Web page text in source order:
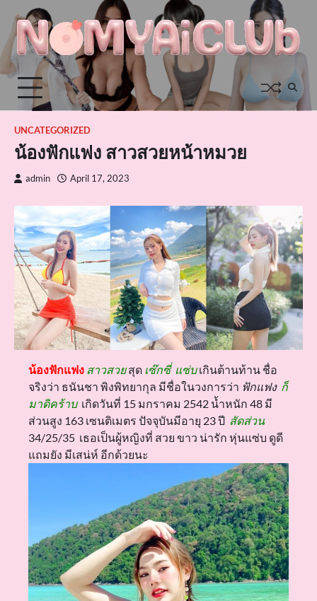
content
UNCATEGORIZED
น้องฟักแฟง สาวสวยหน้าหมวย
admin April 17, 2023
น้องฟักแฟง สาวสวยสุด เซ๊กซี่ แซ่บเกินต้านท้าน ชื่อ
จริงว่า ธนันชา พิงพิทยากุล มีชื่อในวงการว่า ฟักแฟง ก็
มาดิคร้าบ เกิดวันที่ 15 มกราคม 2542 น้ำหนัก 48 มี
ส่วนสูง 163 เซนติเมตร ปัจจุบันมีอายุ 23 ปี สัดส่วน
34/25/35 เธอเป็นผู้หญิงที่ สวย ขาว น่ารัก หุ่นแซ่บ ดูดี
แถมยัง มีเสน่ห์ อีกด้วยนะ